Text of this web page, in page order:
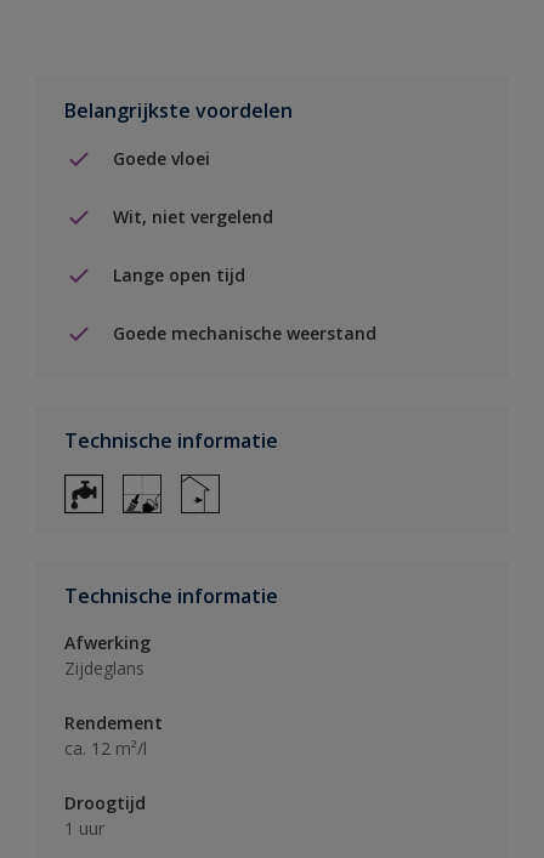
Belangrijkste voordelen
Goede vloei
Wit, niet vergelend
Lange open tijd
Goede mechanische weerstand
Technische informatie
Technische informatie
Afwerking
Zijdeglans
Rendement
ca. 12 m²/l
Droogtijd
1 uur